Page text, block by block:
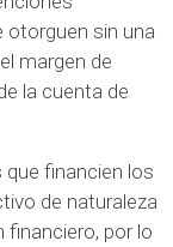
otorguen sin una
margen de
la cuenta de
financien los
de naturaleza
financiero, por lo